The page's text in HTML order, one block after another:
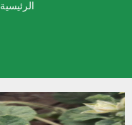
الرئيسية